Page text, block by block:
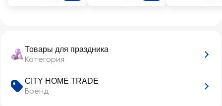
Товары для праздника
Категория
CITY HOME TRADE
Бренд